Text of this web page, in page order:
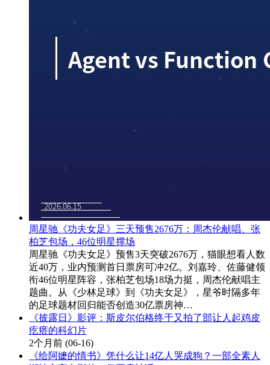
周星驰《功夫女足》三天预售2676万：周杰伦献唱、张
柏芝包场，46位明星撑场
周星驰《功夫女足》预售3天突破2676万，猫眼想看人数
近40万，业内预测首日票房可冲2亿。刘嘉玲、佐藤健领
衔46位明星阵容，张柏芝包场18场力挺，周杰伦献唱主
题曲。从《少林足球》到《功夫女足》，星爷时隔多年
的足球题材回归能否创造30亿票房神…
《披露日》影评：斯皮尔伯格终于又拍了部让人起鸡皮
疙瘩的科幻片
2个月前 (06-16)
《给阿嬷的情书》凭什么让14亿人哭成狗？一部全素人